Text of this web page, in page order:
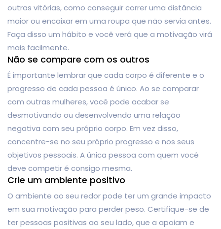
outras vitórias, como conseguir correr uma distância
maior ou encaixar em uma roupa que não servia antes.
Faça disso um hábito e você verá que a motivação virá
mais facilmente.
Não se compare com os outros
É importante lembrar que cada corpo é diferente e o
progresso de cada pessoa é único. Ao se comparar
com outras mulheres, você pode acabar se
desmotivando ou desenvolvendo uma relação
negativa com seu próprio corpo. Em vez disso,
concentre-se no seu próprio progresso e nos seus
objetivos pessoais. A única pessoa com quem você
deve competir é consigo mesma.
Crie um ambiente positivo
O ambiente ao seu redor pode ter um grande impacto
em sua motivação para perder peso. Certifique-se de
ter pessoas positivas ao seu lado, que a apoiam e